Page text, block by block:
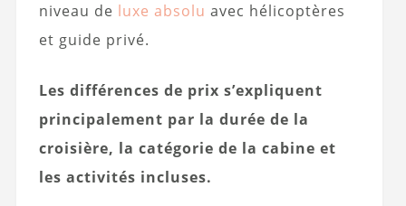
niveau de luxe absolu avec hélicoptères
et guide privé.
Les différences de prix s’expliquent
principalement par la durée de la
croisière, la catégorie de la cabine et
les activités incluses.